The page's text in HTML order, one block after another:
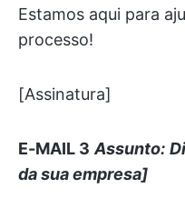
Estamos aqui para
processo!
[Assinatura]
E-MAIL 3 Assunto:
da sua empresa]